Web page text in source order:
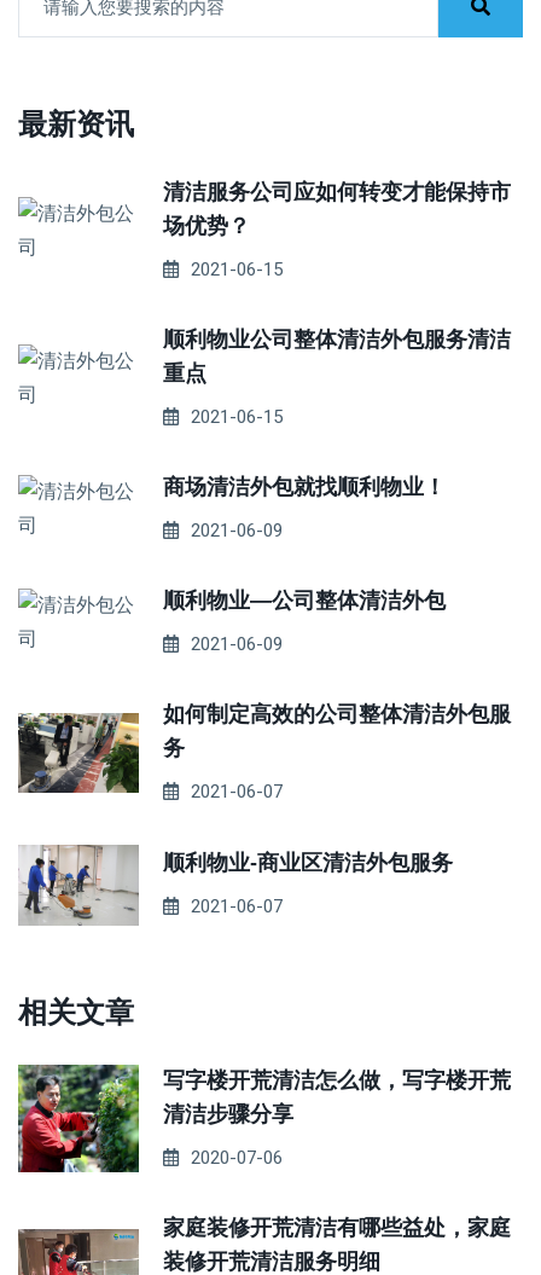
最新资讯
清洁服务公司应如何转变才能保持市
场优势？
2021-06-15
顺利物业公司整体清洁外包服务清洁
重点
2021-06-15
商场清洁外包就找顺利物业！
2021-06-09
顺利物业—公司整体清洁外包
2021-06-09
如何制定高效的公司整体清洁外包服
务
2021-06-07
顺利物业-商业区清洁外包服务
2021-06-07
相关文章
写字楼开荒清洁怎么做，写字楼开荒
清洁步骤分享
2020-07-06
家庭装修开荒清洁有哪些益处，家庭
装修开荒清洁服务明细